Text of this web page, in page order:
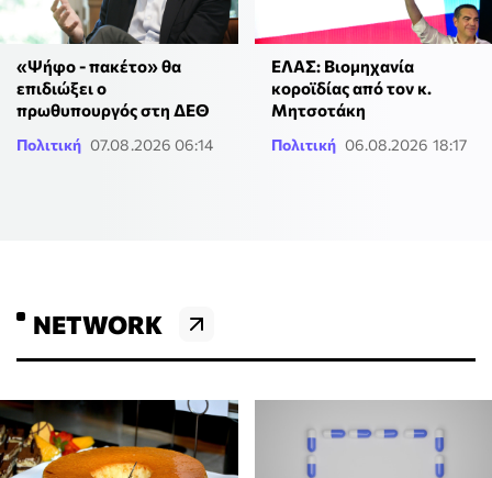
«Ψήφο - πακέτο» θα
επιδιώξει ο
πρωθυπουργός στη ΔΕΘ
Πολιτική 07.08.2026 06:14
ΕΛΑΣ: Βιομηχανία
κοροϊδίας από τον κ.
Μητσοτάκη
Πολιτική 06.08.2026 18:17
NETWORK